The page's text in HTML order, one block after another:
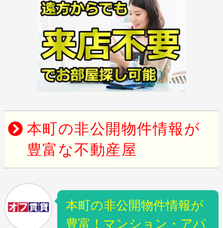
本町の非公開物件情報が
豊富な不動産屋
本町の非公開物件情報が
豊富！マンション・アパ